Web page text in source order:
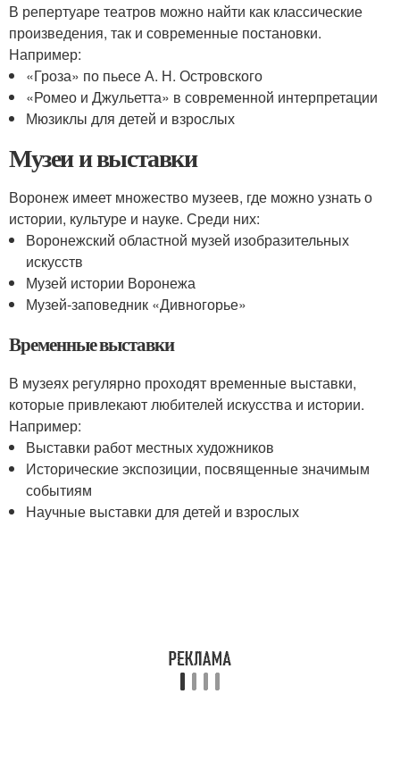
В репертуаре театров можно найти как классические
произведения, так и современные постановки.
Например:
«Гроза» по пьесе А. Н. Островского
«Ромео и Джульетта» в современной интерпретации
Мюзиклы для детей и взрослых
Музеи и выставки
Воронеж имеет множество музеев, где можно узнать о
истории, культуре и науке. Среди них:
Воронежский областной музей изобразительных
искусств
Музей истории Воронежа
Музей-заповедник «Дивногорье»
Временные выставки
В музеях регулярно проходят временные выставки,
которые привлекают любителей искусства и истории.
Например:
Выставки работ местных художников
Исторические экспозиции, посвященные значимым
событиям
Научные выставки для детей и взрослых